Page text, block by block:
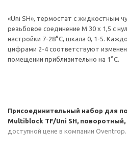
«Uni SH», термостат с жидкостным
резьбовое соединение M 30 x 1,5 с
настройки 7-28°С, шкала 0, 1-5.
цифрами 2-4 соответствуют
помещении приблизительно на 1°С.
Присоединительный набор для
Multiblock TF/Uni SH,
доступной цене в компании Oventrop.